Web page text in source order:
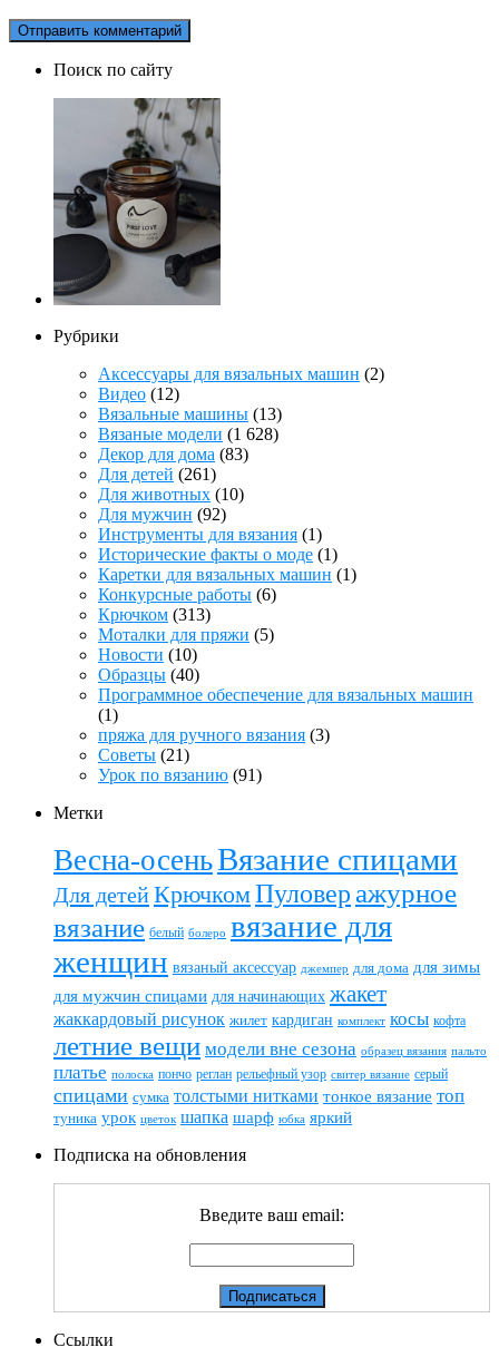
Поиск по сайту
Рубрики
Аксессуары для вязальных машин (2)
Видео (12)
Вязальные машины (13)
Вязаные модели (1 628)
Декор для дома (83)
Для детей (261)
Для животных (10)
Для мужчин (92)
Инструменты для вязания (1)
Исторические факты о моде (1)
Каретки для вязальных машин (1)
Конкурсные работы (6)
Крючком (313)
Моталки для пряжи (5)
Новости (10)
Образцы (40)
Программное обеспечение для вязальных машин
(1)
пряжа для ручного вязания (3)
Советы (21)
Урок по вязанию (91)
Метки
Весна-осеньВязание спицами
Для детейКрючкомПуловер ажурное
вязание белый болеро вязание для
женщин вязаный аксессуар джемпер для дома для зимы
для мужчин спицами для начинающих жакет
жаккардовый рисунок жилет кардиган комплект косы кофта
летние вещи модели вне сезона образец вязания пальто
платье полоска пончо реглан рельефный узор свитер вязание серый
спицами сумка толстыми нитками тонкое вязание топ
туника урок цветок шапка шарф юбка яркий
Подписка на обновления
Введите ваш email:
Ссылки